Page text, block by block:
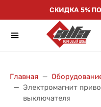
СКИДКА 5%
Главная
Электромагнит
выключателя